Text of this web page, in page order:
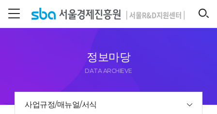
SEARCH
정보마당
DATA ARCHIEVE
사업규정/매뉴얼/서식